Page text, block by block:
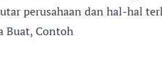
perusahaan dan hal-hal
Buat, Contoh